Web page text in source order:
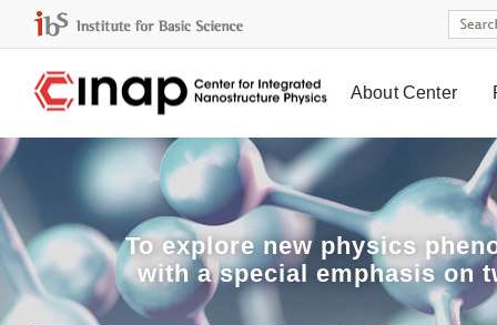
About Center
To explorenew physics
with a special emphasis on